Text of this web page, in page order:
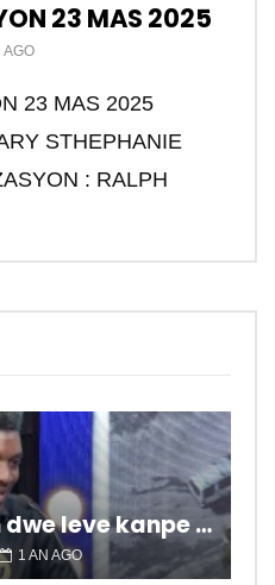
23 MAS 2025
AGO
23 MAS 2025
STHEPHANIE
: RALPH
Popilasyon an dwe leve kanpe pou chanje sitiyasyon kawotik l’ap viv nan peyi a.
1 AN AGO